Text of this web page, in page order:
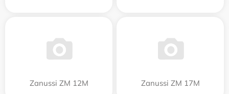
Zanussi ZM 12M Zanussi ZM 17M